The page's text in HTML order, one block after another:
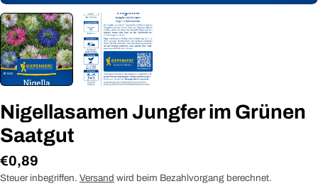
Nigellasamen Jungfer im Grünen
Saatgut
Regulärer
Preis
€0,89
Steuer inbegriffen. Versand wird beim Bezahlvorgang berechnet.